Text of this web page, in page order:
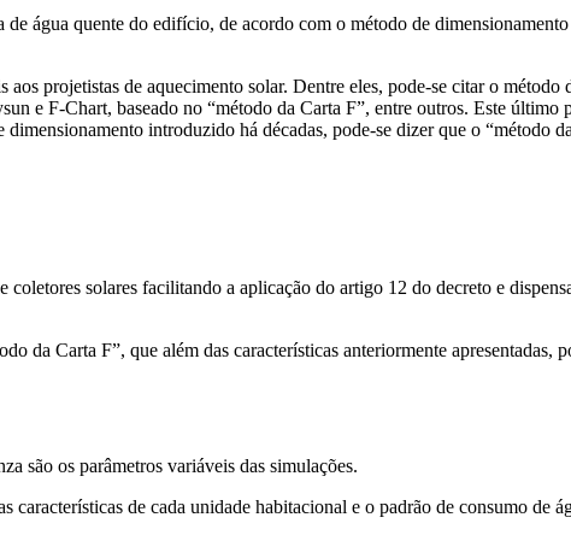
água quente do edifício, de acordo com o método de
projetistas de aquecimento solar. Dentre eles, pode-se citar o
e F-Chart, baseado no “método da Carta F”, entre outros. Este último
introduzido há décadas, pode-se dizer que o “método
solares facilitando a aplicação do artigo 12 do decreto e
da Carta F”, que além das características anteriormente apresentadas,
são os parâmetros variáveis das simulações.
de cada unidade habitacional e o padrão de consumo de